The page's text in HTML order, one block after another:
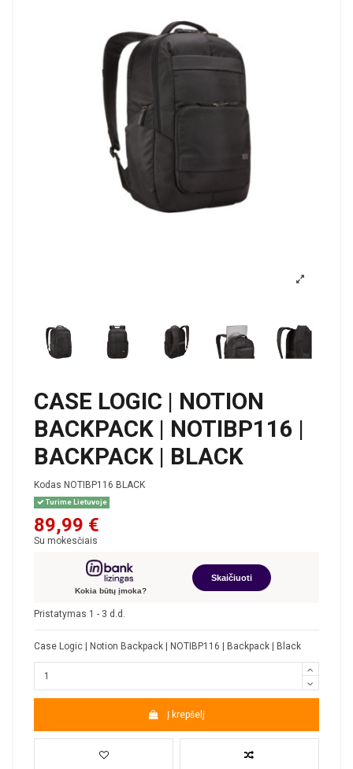
CASE LOGIC | NOTION
BACKPACK | NOTIBP116 |
BACKPACK | BLACK
Kodas NOTIBP116 BLACK
Turime Lietuvoje
89,99 €
Su mokesčiais
Kokia būtų įmoka?
Skaičiuoti
Pristatymas 1 - 3 d.d.
Case Logic | Notion Backpack | NOTIBP116 | Backpack | Black
Į krepšelį